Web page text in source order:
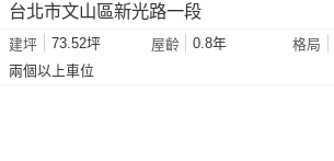
台北市文山區新光路一段
建坪 73.52坪 屋齡 0.8年 格局
兩個以上車位